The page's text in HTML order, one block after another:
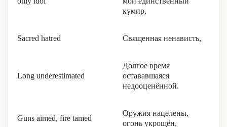
кумир,
Sacred hatred Священная ненависть,
Long underestimated
Долгое время
остававшаяся
недооценённой.
Guns aimed, fire tamed
Оружия нацелены,
огонь укрощён,